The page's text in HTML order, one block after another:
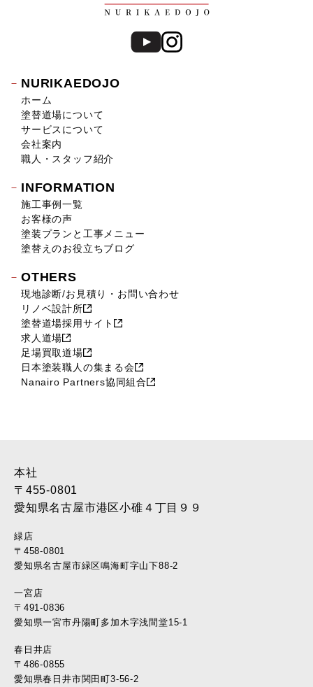
2018年10月 (17)
2018年9月 (14)
2018年8月 (16)
2018年7月 (19)
2018年6月 (11)
2018年4月 (14)
2018年3月 (17)
2018年2月 (18)
2018年1月 (10)
2017年11月 (9)
2017年10月 (12)
2017年9月 (23)
2017年8月 (23)
2017年7月 (11)
2017年6月 (21)
2017年5月 (17)
2016年12月 (37)
2016年11月 (39)
2016年10月 (37)
2016年8月 (30)
2016年7月 (40)
2016年5月 (34)
2016年4月 (35)
2016年3月 (17)
2016年2月 (22)
2016年1月 (10)
2015年12月 (11)
NURIKAEDOJO
ホーム
塗替道場について
サービスについて
会社案内
職人・スタッフ紹介
INFORMATION
施工事例一覧
お客様の声
塗装プランと工事メニュー
塗替えのお役立ちブログ
OTHERS
現地診断/お見積り・お問い合わせ
リノベ設計所
塗替道場採用サイト
求人道場
足場買取道場
日本塗装職人の集まる会
Nanairo Partners協同組合
本社
〒455-0801
愛知県名古屋市港区小碓４丁目９９
緑店
〒458-0801
愛知県名古屋市緑区鳴海町字山下88-2
一宮店
〒491-0836
愛知県一宮市丹陽町多加木字浅間堂15-1
春日井店
〒486-0855
愛知県春日井市関田町3-56-2